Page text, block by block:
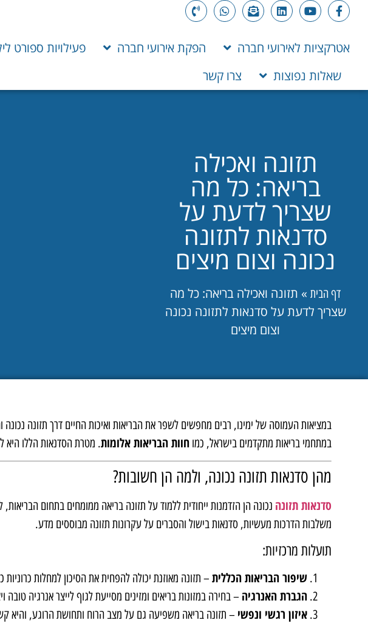
אטרקציות לאירועי חברה הפקת אירועי חברה פעילויות ספורט
שאלות נפוצות
צרו קשר
תזונה ואכילה
בריאה: כל מה
שצריך לדעת על
סדנאות לתזונה
נכונה וצום מיצים
דף הבית» תזונה ואכילה בריאה: כל מה
שצריך לדעת על סדנאות לתזונה נכונה
וצום מיצים
במציאות העמוסה של ימינו, רבים מחפשים לשפר את הבריאות ואיכות החיים דרך תזונה נכונה
במתחמי בריאות מתקדמים בישראל, כמו חוות הבריאות אלומות. מטרת הסדנאות הללו היא
מהן סדנאות תזונה נכונה, ולמה הן חשובות?
סדנאות תזונה נכונה הן הזדמנות ייחודית ללמוד על תזונה בריאה ממומחים בתחום
משלבות הדרכות מעשיות, סדנאות בישול והסברים על עקרונות תזונה מבוססים מדע.
תועלות מרכזיות:
שיפור הבריאות הכללית – תזונה מאוזנת יכולה להפחית את הסיכון למחלות
הגברת האנרגיה – בחירה במזונות בריאים ומזינים מסייעת לגוף לייצר אנרגיה טובה
איזון רגשי ונפשי – תזונה בריאה משפיעה גם על מצב הרוח ותחושת הרוגע, והיא